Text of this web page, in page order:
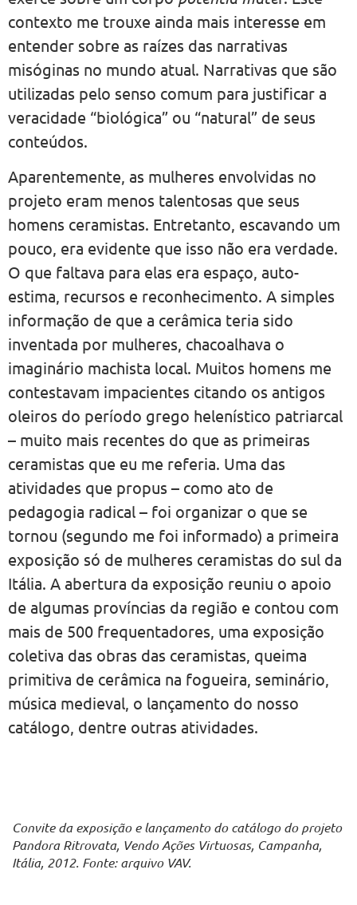
contexto me trouxe ainda mais interesse em
entender sobre as raízes das narrativas
misóginas no mundo atual. Narrativas que são
utilizadas pelo senso comum para justificar a
veracidade “biológica” ou “natural” de seus
conteúdos.
Aparentemente, as mulheres envolvidas no
projeto eram menos talentosas que seus
homens ceramistas. Entretanto, escavando um
pouco, era evidente que isso não era verdade.
O que faltava para elas era espaço, auto-
estima, recursos e reconhecimento. A simples
informação de que a cerâmica teria sido
inventada por mulheres, chacoalhava o
imaginário machista local. Muitos homens me
contestavam impacientes citando os antigos
oleiros do período grego helenístico patriarcal
– muito mais recentes do que as primeiras
ceramistas que eu me referia. Uma das
atividades que propus – como ato de
pedagogia radical – foi organizar o que se
tornou (segundo me foi informado) a primeira
exposição só de mulheres ceramistas do sul da
Itália. A abertura da exposição reuniu o apoio
de algumas províncias da região e contou com
mais de 500 frequentadores, uma exposição
coletiva das obras das ceramistas, queima
primitiva de cerâmica na fogueira, seminário,
música medieval, o lançamento do nosso
catálogo, dentre outras atividades.
Convite da exposição e lançamento do catálogo do projeto
Pandora Ritrovata, Vendo Ações Virtuosas, Campanha,
Itália, 2012. Fonte: arquivo VAV.